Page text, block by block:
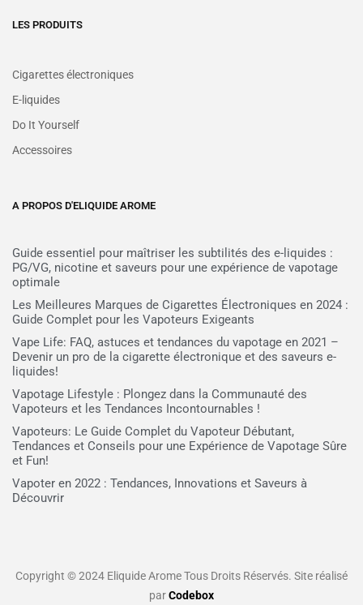
LES PRODUITS
Cigarettes électroniques
E-liquides
Do It Yourself
Accessoires
A PROPOS D'ELIQUIDE AROME
Guide essentiel pour maîtriser les subtilités des e-liquides :
PG/VG, nicotine et saveurs pour une expérience de vapotage
optimale
Les Meilleures Marques de Cigarettes Électroniques en 2024 :
Guide Complet pour les Vapoteurs Exigeants
Vape Life: FAQ, astuces et tendances du vapotage en 2021 –
Devenir un pro de la cigarette électronique et des saveurs e-
liquides!
Vapotage Lifestyle : Plongez dans la Communauté des
Vapoteurs et les Tendances Incontournables !
Vapoteurs: Le Guide Complet du Vapoteur Débutant,
Tendances et Conseils pour une Expérience de Vapotage Sûre
et Fun!
Vapoter en 2022 : Tendances, Innovations et Saveurs à
Découvrir
Copyright © 2024 Eliquide Arome Tous Droits Réservés. Site réalisé
parCodebox